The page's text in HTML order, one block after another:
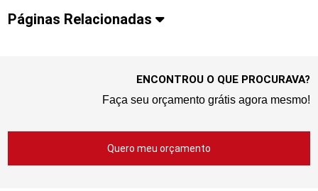
Páginas Relacionadas
ENCONTROU O QUE PROCURAVA?
Faça seu orçamento grátis agora mesmo!
Quero meu orçamento